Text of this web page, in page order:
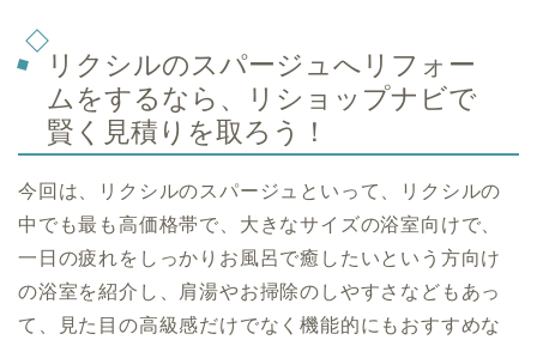
リクシルのスパージュへリフォー
ムをするなら、リショップナビで
賢く見積りを取ろう！
今回は、リクシルのスパージュといって、リクシルの
中でも最も高価格帯で、大きなサイズの浴室向けで、
一日の疲れをしっかりお風呂で癒したいという方向け
の浴室を紹介し、肩湯やお掃除のしやすさなどもあっ
て、見た目の高級感だけでなく機能的にもおすすめな